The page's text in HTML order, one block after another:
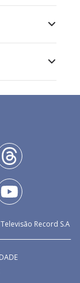
Record S.A